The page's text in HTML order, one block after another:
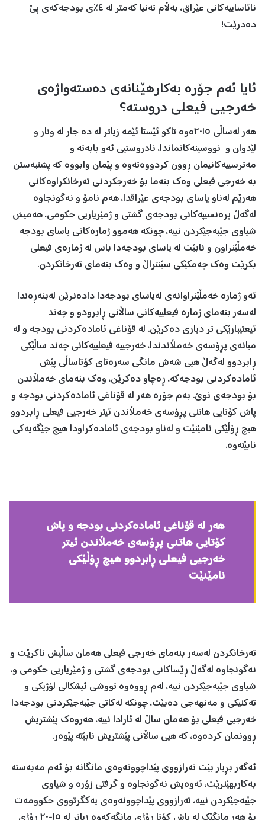
نائاساییه‌كانی عێراق، به‌ڵام ته‌نیا كه‌متر له‌ ٤٪ی بودجه‌كه‌ی پێ
ده‌درێت!
ئایا ئه‌م جۆره‌ به‌كارهێنانه‌ی ده‌سته‌واژه‌ی
خه‌رجیی فیعلی دروسته‌؟
هه‌ر له‌ساڵی ٢٠١٥ه‌وه‌ تاكو ئێستا ئێمه‌ زیاتر له‌ ده‌ جار له‌ وتار و
لێدوان و نووسینه‌كانماندا، نادروستیی ئه‌و بابه‌ته ‌و
مه‌ترسییه‌كانیمان ڕوون كردووه‌ته‌وه‌ و پێمان وابووه‌ كه‌ پشتبه‌ستن
به‌ خه‌رجی فیعلی وه‌ك بنه‌ما بۆ خه‌رجكردنی ته‌رخانكراوه‌كانی
هه‌رێم له‌ناو یاسای بودجه‌ی عێراقدا، هه‌م نامۆ و نه‌گونجاوه‌
له‌گه‌ڵ پره‌نسیپه‌كانی بودجه‌ی گشتی و ژمێریاریی حكومی، هه‌میش
شیاوی جێبه‌جێكردن نییه، چونكه‌ هه‌موو ژماره‌كانی یاسای بودجه‌
خه‌مڵێنراون و نابێت له‌ یاسای بودجه‌دا باس له‌ ژماره‌ی فیعلی
بكرێت وه‌ك چه‌مكێكی سێنتراڵ و وه‌ك بنه‌مای ته‌رخانكردن.
ئه‌و ژماره‌ خه‌مڵێنراوانه‌ی له‌یاسای بودجه‌دا داده‌نرێن له‌بنه‌ڕه‌تدا
له‌سه‌ر بنه‌مای ژماره‌ فیعلییه‌كانی ساڵانی ڕابرودو و چه‌ند
ئیعتیبارێكی تر دیاری ده‌كرێن. له ‌قۆناغی ئاماده‌كردنی بودجه‌ و له‌
میانه‌ی پڕۆسه‌ی خه‌مڵاندندا، خه‌رجییه‌ فیعلییه‌كانی چه‌ند ساڵێكی
ڕابردوو له‌گه‌ڵ هیی شه‌ش مانگی سه‌ره‌تای كۆتاساڵی پێش
ئاماده‌كردنی بودجه‌كه،‌ ڕه‌چاو ده‌كرێن، وه‌ك بنه‌مای خه‌مڵاندن
بۆ بودجه‌ی نوێ. به‌م جۆره‌ هه‌ر له‌ قۆناغی ئاماده‌كردنی بودجه‌ و
پاش كۆتایی هاتنی پڕۆسه‌ی خه‌مڵاندن ئیتر خه‌رجیی فیعلی ڕابردوو
هیچ ڕۆڵێكی نامێنێت و له‌ناو بودجه‌ی ئاماده‌كراودا هیچ جێگه‌یه‌كی
نابێته‌وه‌.
هه‌ر له‌ قۆناغی ئاماده‌كردنی بودجه‌ و پاش
كۆتایی هاتنی پڕۆسه‌ی خه‌مڵاندن ئیتر
خه‌رجیی فیعلی ڕابردوو هیچ ڕۆڵێكی
نامێنێت
ته‌رخانكردن له‌سه‌ر بنه‌مای خه‌رجی فیعلی هه‌مان ساڵیش ناكرێت و
نه‌گونجاوه‌ له‌گه‌ڵ ڕێساكانی بودجه‌ی گشتی و ژمێریاریی حكومی و،
شیاوی جێبه‌جێكردن نییه‌، له‌م ڕووه‌وه‌ تووشی ئیشكالی لۆژیكی و
ته‌كنیكی و مه‌نهه‌جی ده‌بێت، چونكه‌ له‌كاتی جێبه‌جێكردنی بودجه‌دا
خه‌رجیی فیعلی بۆ هه‌مان ساڵ له‌ ئارادا نییه‌، هه‌روه‌ك پێشتریش
ڕوونمان كرده‌وه، کە‌ هیی ساڵانی پێشتریش نابێته‌ پێوه‌ر.
ئه‌گه‌ر بڕیار بێت ته‌رازووی پێداچوونه‌وه‌ی مانگانه‌ بۆ ئه‌م مه‌به‌سته‌
به‌كاربهێنرێت، ئه‌وه‌یش نه‌گونجاوه ‌و گرفتی زۆره‌ و شیاوی
جێبه‌جێكردن نییه‌، ته‌رازووی پێداچوونه‌وه‌ی یه‌كگرتووی حكوومه‌ت